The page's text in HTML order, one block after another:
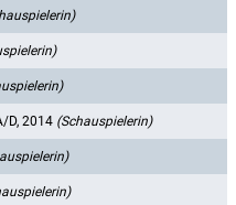
D, 2014 (Schauspielerin)